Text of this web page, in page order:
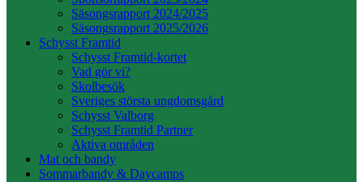
Säsongsrapport 2024/2025
Säsongsrapport 2025/2026
Schysst Framtid
Schysst Framtid-kortet
Vad gör vi?
Skolbesök
Sveriges största ungdomsgård
Schysst Valborg
Schysst Framtid Partner
Aktiva områden
Mat och bandy
Sommarbandy & Daycamps